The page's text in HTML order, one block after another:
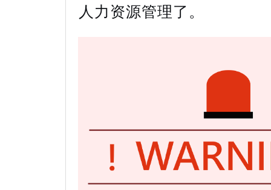
人力资源管理了。